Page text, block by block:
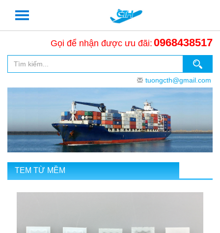
Gọi để nhận được ưu đãi: 0968438517
tuongcth@gmail.com
TEM TỪ MỀM